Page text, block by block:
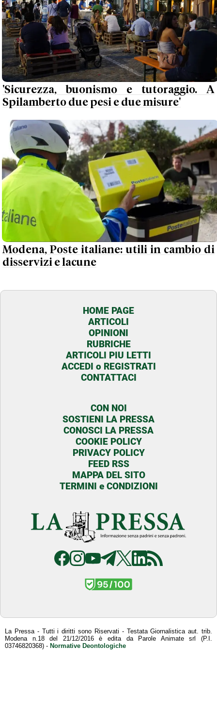
'Sicurezza, buonismo e tutoraggio. A
Spilamberto due pesi e due misure'
Modena, Poste italiane: utili in cambio di
disservizi e lacune
HOME PAGE
ARTICOLI
OPINIONI
RUBRICHE
ARTICOLI PIU LETTI
ACCEDI o REGISTRATI
CONTATTACI
CON NOI
SOSTIENI LA PRESSA
CONOSCI LA PRESSA
COOKIE POLICY
PRIVACY POLICY
FEED RSS
MAPPA DEL SITO
TERMINI e CONDIZIONI
La Pressa - Tutti i diritti sono Riservati - Testata Giornalistica aut. trib.
Modena n.18 del 21/12/2016 è edita da Parole Animate srl (P.I.
03746820368) - Normative Deontologiche